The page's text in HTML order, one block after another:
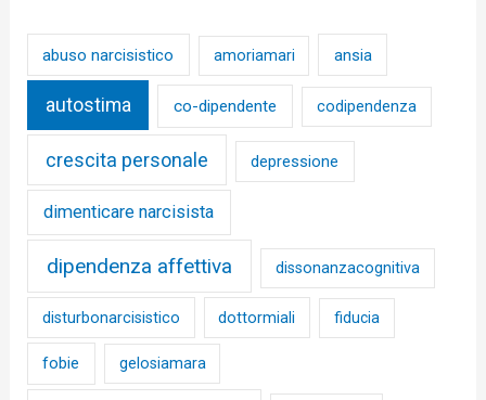
abuso narcisistico amoriamari ansia
autostima co-dipendente codipendenza
crescita personale depressione
dimenticare narcisista
dipendenza affettiva dissonanzacognitiva
disturbonarcisistico dottormiali fiducia
fobie gelosiamara